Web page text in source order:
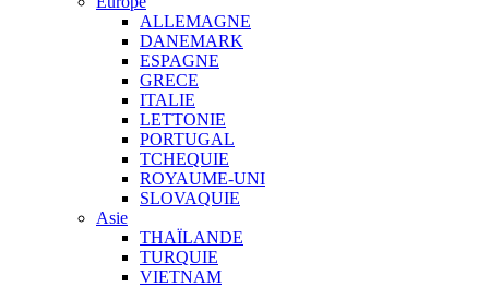
ALLEMAGNE
DANEMARK
ESPAGNE
GRECE
ITALIE
LETTONIE
PORTUGAL
TCHEQUIE
ROYAUME-UNI
SLOVAQUIE
Asie
THAÏLANDE
TURQUIE
VIETNAM